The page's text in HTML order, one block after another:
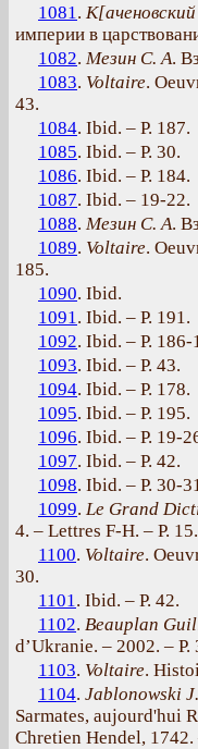
1081.
империи в
1082. Мезин С. А.
1083. Voltaire.
43.
1084. Ibid. – P. 187.
1085. Ibid. – P. 30.
1086. Ibid. – P. 184.
1087. Ibid. – 19-22.
1088. Мезин С. А.
1089. Voltaire.
185.
1090. Ibid.
1091. Ibid. – P. 191.
1092. Ibid. – P. 186-
1093. Ibid. – P. 43.
1094. Ibid. – P. 178.
1095. Ibid. – P. 195.
1096. Ibid. – P. 19-
1097. Ibid. – P. 42.
1098. Ibid. – P. 30-
1099. Le Grand
4. – Lettres F-H. – P. 15.
1100. Voltaire.
30.
1101. Ibid. – P. 42.
1102. Beauplan
d’Ukranie. – 2002. –
1103. Voltaire.
1104. Jablonowski
Sarmates, aujourd'hui
Chretien Hendel, 1742.